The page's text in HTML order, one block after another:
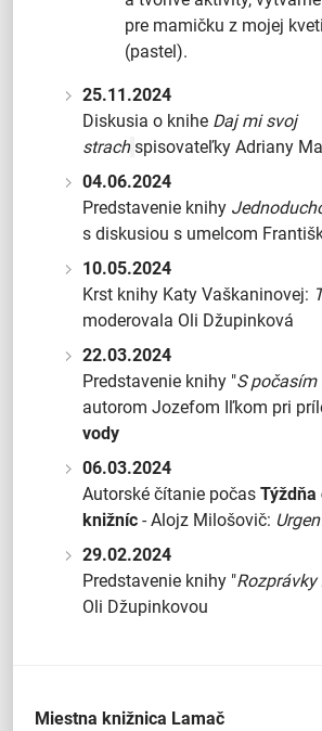
pre mamičku z mojej
(pastel).
25.11.2024
Diskusia o knihe Daj mi svoj
strach spisovateľky Adriany
04.06.2024
Predstavenie knihy
s diskusiou s umelcom
10.05.2024
Krst knihy Katy Vaškaninovej:
moderovala Oli Džupinková
22.03.2024
Predstavenie knihy "S
autorom Jozefom Iľkom pri
vody
06.03.2024
Autorské čítanie počas Týždňa
knižníc - Alojz Milošovič:
29.02.2024
Predstavenie knihy "
Oli Džupinkovou
Miestna knižnica Lamač